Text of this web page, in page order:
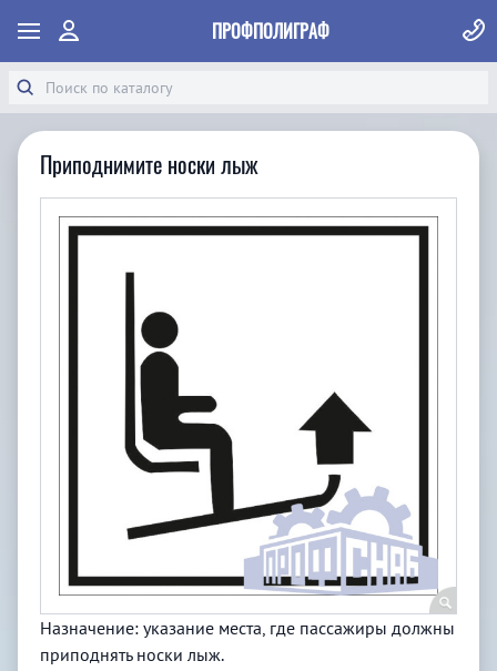
ПРОФПОЛИГРАФ
Приподнимите носки лыж
Назначение: указание места, где пассажиры должны
приподнять носки лыж.